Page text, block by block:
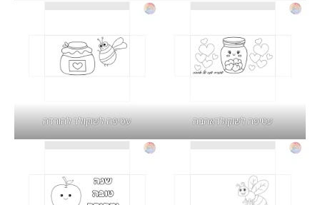
עטיפה לשוקולדאהבה עטיפה לשוקולד להורדה